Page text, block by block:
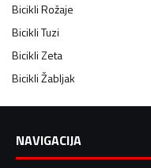
BicikliRožaje
BicikliTuzi
BicikliZeta
BicikliŽabljak
NAVIGACIJA